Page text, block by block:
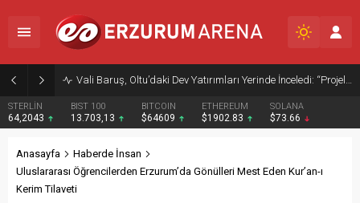
Vali Baruş, Oltu’daki Dev Yatırımları Yerinde İnceledi: “Projeler Zamanında Tamamlanmalı”
STERLİN
64,2043
BIST 100
13.703,13
BITCOIN
$64609
ETHEREUM
$1902.83
SOLANA
$73.66
Anasayfa
Haberde İnsan
Uluslararası Öğrencilerden Erzurum’da Gönülleri Mest Eden Kur’an-ı
Kerim Tilaveti